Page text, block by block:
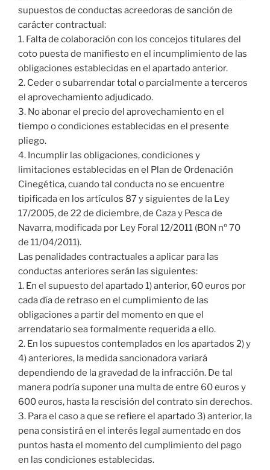
supuestos de conductas acreedoras de sanción de
carácter contractual:
1. Falta de colaboración con los concejos titulares del
coto puesta de manifiesto en el incumplimiento de las
obligaciones establecidas en el apartado anterior.
2. Ceder o subarrendar total o parcialmente a terceros
el aprovechamiento adjudicado.
3. No abonar el precio del aprovechamiento en el
tiempo o condiciones establecidas en el presente
pliego.
4. Incumplir las obligaciones, condiciones y
limitaciones establecidas en el Plan de Ordenación
Cinegética, cuando tal conducta no se encuentre
tipificada en los artículos 87 y siguientes de la Ley
17/2005, de 22 de diciembre, de Caza y Pesca de
Navarra, modificada por Ley Foral 12/2011 (BON nº 70
de 11/04/2011).
Las penalidades contractuales a aplicar para las
conductas anteriores serán las siguientes:
1. En el supuesto del apartado 1) anterior, 60 euros por
cada día de retraso en el cumplimiento de las
obligaciones a partir del momento en que el
arrendatario sea formalmente requerida a ello.
2. En los supuestos contemplados en los apartados 2) y
4) anteriores, la medida sancionadora variará
dependiendo de la gravedad de la infracción. De tal
manera podría suponer una multa de entre 60 euros y
600 euros, hasta la rescisión del contrato sin derechos.
3. Para el caso a que se refiere el apartado 3) anterior, la
pena consistirá en el interés legal aumentado en dos
puntos hasta el momento del cumplimiento del pago
en las condiciones establecidas.